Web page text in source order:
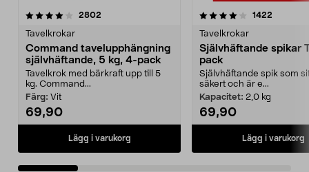
2802
Tavelkrokar
Command tavelupphängning
självhäftande, 5 kg, 4-pack
Tavelkrok med bärkraft upp till 5
kg. Command...
Färg: Vit
69,90
Lägg i varukorg
4.0 av 5 stjärnor 1422
Tavelkrokar
Självhäftande spikar
pack
Självhäftande spik som
säkert och är e...
Kapacitet: 2,0 kg
69,90
Lägg i varukorg
4.0 av 5 stjärnor